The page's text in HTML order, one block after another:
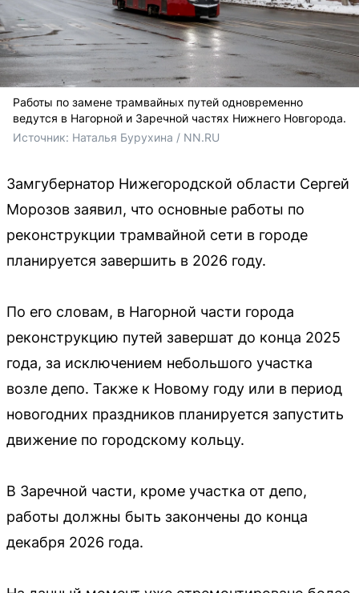
Работы по замене трамвайных путей одновременно
ведутся в Нагорной и Заречной частях Нижнего Новгорода.
Источник: Наталья Бурухина / NN.RU
Замгубернатор Нижегородской области Сергей
Морозов заявил, что основные работы по
реконструкции трамвайной сети в городе
планируется завершить в 2026 году.
По его словам, в Нагорной части города
реконструкцию путей завершат до конца 2025
года, за исключением небольшого участка
возле депо. Также к Новому году или в период
новогодних праздников планируется запустить
движение по городскому кольцу.
В Заречной части, кроме участка от депо,
работы должны быть закончены до конца
декабря 2026 года.